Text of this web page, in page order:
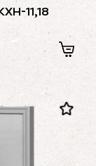
11,18